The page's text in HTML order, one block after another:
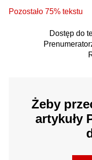
Pozostało 75% tekstu
Dostęp do
Żeby
artykuły